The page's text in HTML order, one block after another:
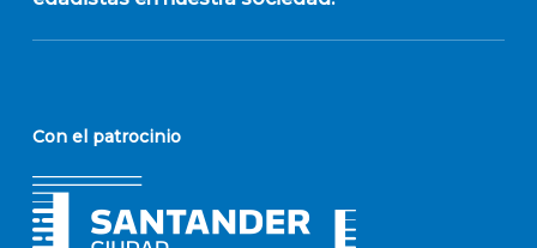
Con el patrocinio